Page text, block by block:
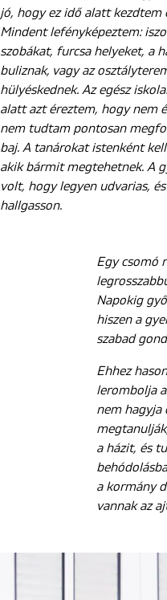
jó, hogy ez idő alatt kezdtem
Mindent lefényképeztem:
szobákat, furcsa helyeket, a
buliznak, vagy az
hülyéskednek. Az egész
alatt azt éreztem, hogy nem
nem tudtam pontosan
baj. A tanárokat istenként
akik bármit megtehetnek. A
volt, hogy legyen udvarias,
hallgasson.
Egy csomó
Napokig
hiszen a
szabad
Ehhez
lerombolja
nem hagyja
a házit, és
a kormány
vannak az